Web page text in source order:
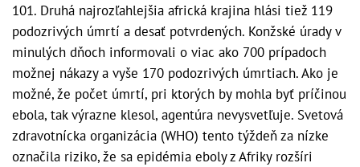
101. Druhá najrozľahlejšia africká krajina hlási tiež 119
podozrivých úmrtí a desať potvrdených. Konžské úrady v
minulých dňoch informovali o viac ako 700 prípadoch
možnej nákazy a vyše 170 podozrivých úmrtiach. Ako je
možné, že počet úmrtí, pri ktorých by mohla byť príčinou
ebola, tak výrazne klesol, agentúra nevysvetľuje. Svetová
zdravotnícka organizácia (WHO) tento týždeň za nízke
označila riziko, že sa epidémia eboly z Afriky rozšíri